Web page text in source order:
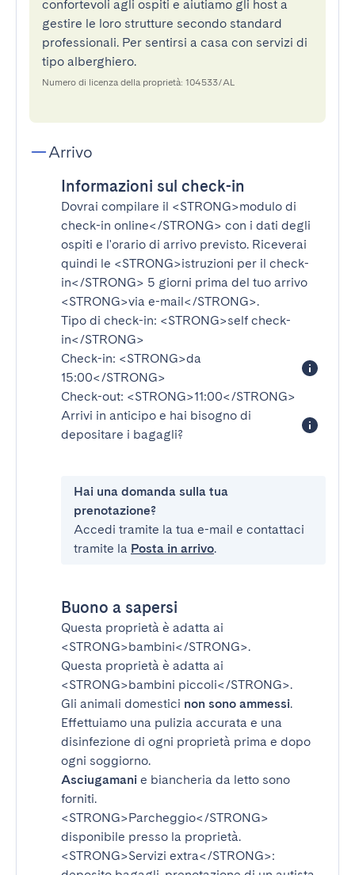
confortevoli agli ospiti e aiutiamo gli host a
gestire le loro strutture secondo standard
professionali. Per sentirsi a casa con servizi di
tipo alberghiero.
Numero di licenza della proprietà: 104533/AL
Arrivo
Informazioni sul check-in
Dovrai compilare il <STRONG>modulo di
check-in online</STRONG> con i dati degli
ospiti e l'orario di arrivo previsto. Riceverai
quindi le <STRONG>istruzioni per il check-
in</STRONG> 5 giorni prima del tuo arrivo
<STRONG>via e-mail</STRONG>.
Tipo di check-in: <STRONG>self check-
in</STRONG>
Check-in: <STRONG>da
15:00</STRONG>
Check-out: <STRONG>11:00</STRONG>
Arrivi in anticipo e hai bisogno di
depositare i bagagli?
Hai una domanda sulla tua
prenotazione?
Accedi tramite la tua e-mail e contattaci
tramite la Posta in arrivo.
Buono a sapersi
Questa proprietà è adatta ai
<STRONG>bambini</STRONG>.
Questa proprietà è adatta ai
<STRONG>bambini piccoli</STRONG>.
Gli animali domestici non sono ammessi.
Effettuiamo una pulizia accurata e una
disinfezione di ogni proprietà prima e dopo
ogni soggiorno.
Asciugamani e biancheria da letto sono
forniti.
<STRONG>Parcheggio</STRONG>
disponibile presso la proprietà.
<STRONG>Servizi extra</STRONG>: